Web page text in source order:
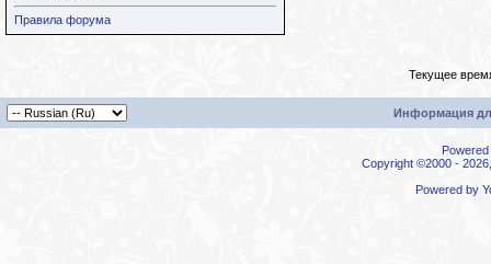
Правила форума
Текущее
Информация
Copyright ©2000 -
Powered by